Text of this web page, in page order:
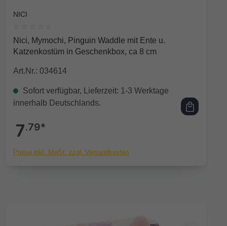
NICI
Durchschnittliche Bewertung von 0 von 5 Sternen
Nici, Mymochi, Pinguin Waddle mit Ente u.
Katzenkostüm in Geschenkbox, ca 8 cm
Art.Nr.: 034614
Sofort verfügbar, Lieferzeit: 1-3 Werktage
innerhalb Deutschlands.
7.79*
Preise inkl. MwSt. zzgl. Versandkosten